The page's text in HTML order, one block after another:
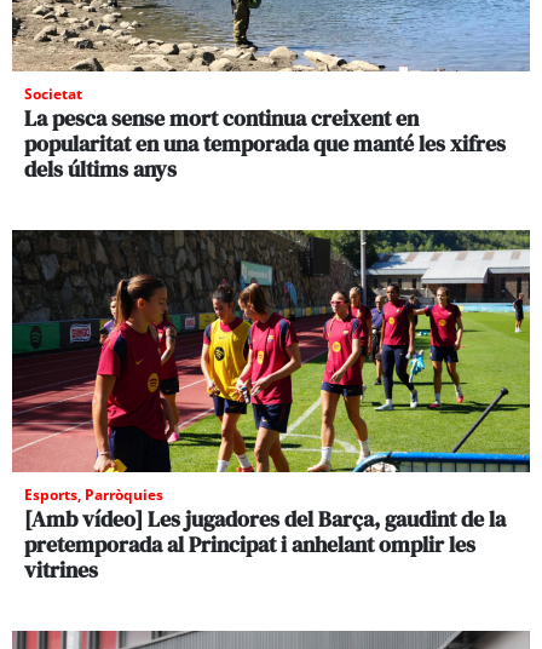
Societat
La pesca sense mort continua creixent en
popularitat en una temporada que manté les xifres
dels últims anys
Esports, Parròquies
[Amb vídeo] Les jugadores del Barça, gaudint de la
pretemporada al Principat i anhelant omplir les
vitrines